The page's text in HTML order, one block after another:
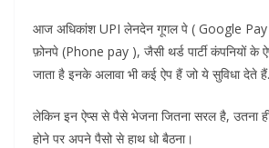
आज अधिकांश UPI लेनदेन गूगल पे ( Google Pay
फ़ोनपे (Phone pay ), जैसी थर्ड पार्टी कंपनियों के
जाता है इनके अलावा भी कई ऐप हैं जो ये सुविधा देते हैं.
लेकिन इन ऐप्स से पैसे भेजना जितना सरल है, उतना
होने पर अपने पैसो से हाथ धो बैठना।